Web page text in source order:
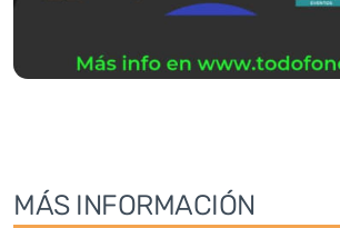
MÁS INFORMACIÓN